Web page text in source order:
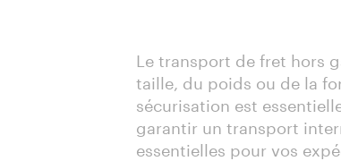
Le transport de fret hors
taille, du poids ou de la
sécurisation est
garantir un transport
essentielles pour vos